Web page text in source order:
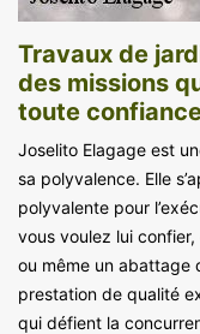
Travaux de
des missions
toute
Joselito Elagage est
sa polyvalence. Elle
polyvalente pour
vous voulez lui
ou même un abattage
prestation de qualité
qui défient la